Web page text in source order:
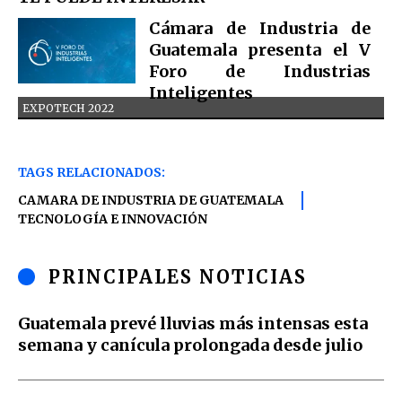
EXPOTECH 2022
Cámara de Industria de
Guatemala presenta el V
Foro de Industrias
Inteligentes
TAGS RELACIONADOS:
CAMARA DE INDUSTRIA DE GUATEMALA
TECNOLOGÍA E INNOVACIÓN
PRINCIPALES NOTICIAS
Guatemala prevé lluvias más intensas esta
semana y canícula prolongada desde julio